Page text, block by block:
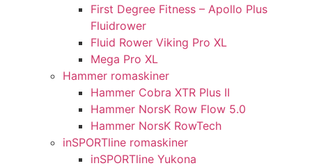
First Degree Fitness – Apollo Plus
Fluidrower
Fluid Rower Viking Pro XL
Mega Pro XL
Hammer romaskiner
Hammer Cobra XTR Plus II
Hammer NorsK Row Flow 5.0
Hammer NorsK RowTech
inSPORTline romaskiner
inSPORTline Yukona